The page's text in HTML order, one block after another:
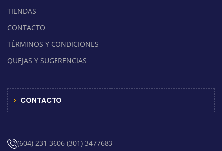
TIENDAS
CONTACTO
TÉRMINOS Y CONDICIONES
QUEJAS Y SUGERENCIAS
CONTACTO
(604) 231 3606 (301) 3477683